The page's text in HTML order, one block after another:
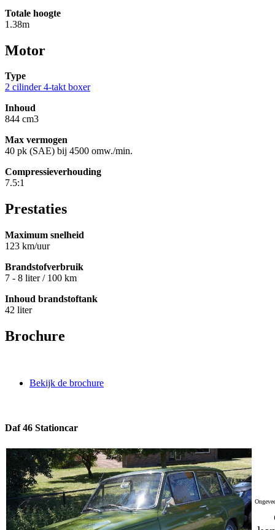
Totale hoogte
1.38m
Motor
Type
2 cilinder 4-takt boxer
Inhoud
844 cm3
Max vermogen
40 pk (SAE) bij 4500 omw./min.
Compressieverhouding
7.5:1
Prestaties
Maximum snelheid
123 km/uur
Brandstofverbruik
7 - 8 liter / 100 km
Inhoud brandstoftank
42 liter
Brochure
Bekijk de brochure
Daf 46 Stationcar